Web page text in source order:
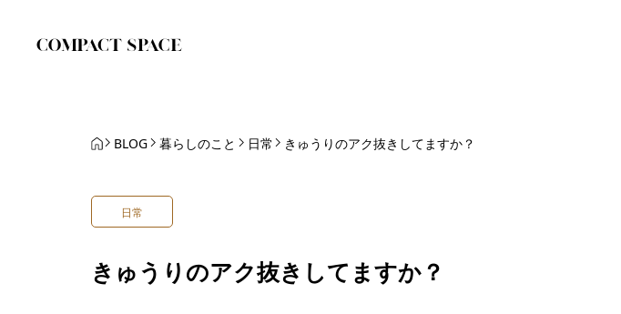
BLOG 暮らしのこと 日常 きゅうりのアク抜きしてますか？
日常
きゅうりのアク抜きしてますか？